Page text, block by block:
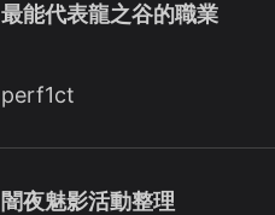
最能代表龍之谷的職業
perf1ct
闇夜魅影活動整理